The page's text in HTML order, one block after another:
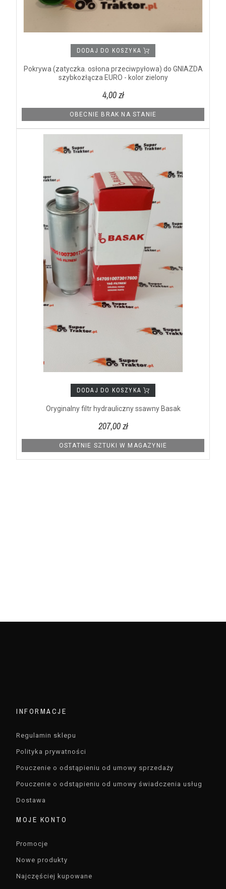
DODAJ DO KOSZYKA
Pokrywa (zatyczka. osłona przeciwpyłowa) do GNIAZDA
szybkozłącza EURO - kolor zielony
4,00 zł
OBECNIE BRAK NA STANIE
DODAJ DO KOSZYKA
Oryginalny filtr hydrauliczny ssawny Basak
207,00 zł
OSTATNIE SZTUKI W MAGAZYNIE
INFORMACJE
Regulamin sklepu
Polityka prywatności
Pouczenie o odstąpieniu od umowy sprzedaży
Pouczenie o odstąpieniu od umowy świadczenia usług
Dostawa
MOJE KONTO
Promocje
Nowe produkty
Najczęściej kupowane